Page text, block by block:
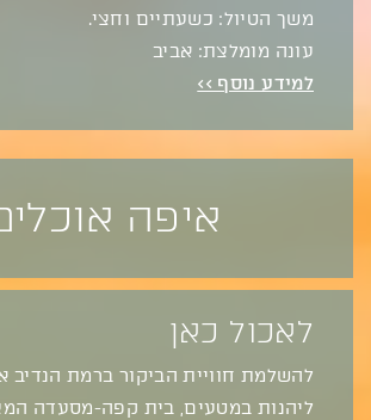
משך הטיול: כשעתיים וחצי.
עונה מומלצת: אביב
למידע נוסף >>
איפה
לאכול כאן
להשלמת חוויית הביקור ברמת הנדיב
ליהנות במטעים, בית קפה-מסעדה